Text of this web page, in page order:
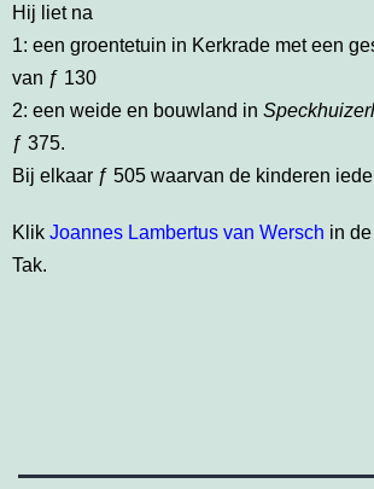
Hij liet na
1: een groentetuin in Kerkrade met een
van ƒ 130
2: een weide en bouwland in
ƒ 375.
Bij elkaar ƒ 505 waarvan de kinderen
Klik Joannes Lambertus van Wersch in
Tak.